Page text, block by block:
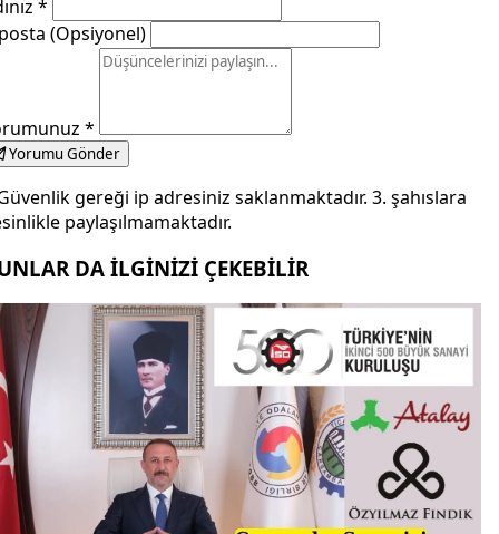
*
(Opsiyonel)
*
Yorumu Gönder
gereği ip adresiniz saklanmaktadır. 3. şahıslara
paylaşılmamaktadır.
DA İLGİNİZİ ÇEKEBİLİR